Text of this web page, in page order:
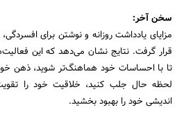
سخن آخر:
مزایای یادداشت روزانه و نوشتن برای
قرار گرفت. نتایج نشان می‌دهد که این
تا با احساسات خود هماهنگ‌تر شوید، ذهن خود
لحظه حال جلب کنید، خلاقیت خود را
اندیشی خود را بهبود بخشید.